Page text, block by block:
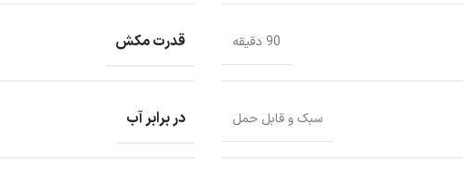
90 دقیقه قدرت مکش
سبک و قابل حمل در برابر آب